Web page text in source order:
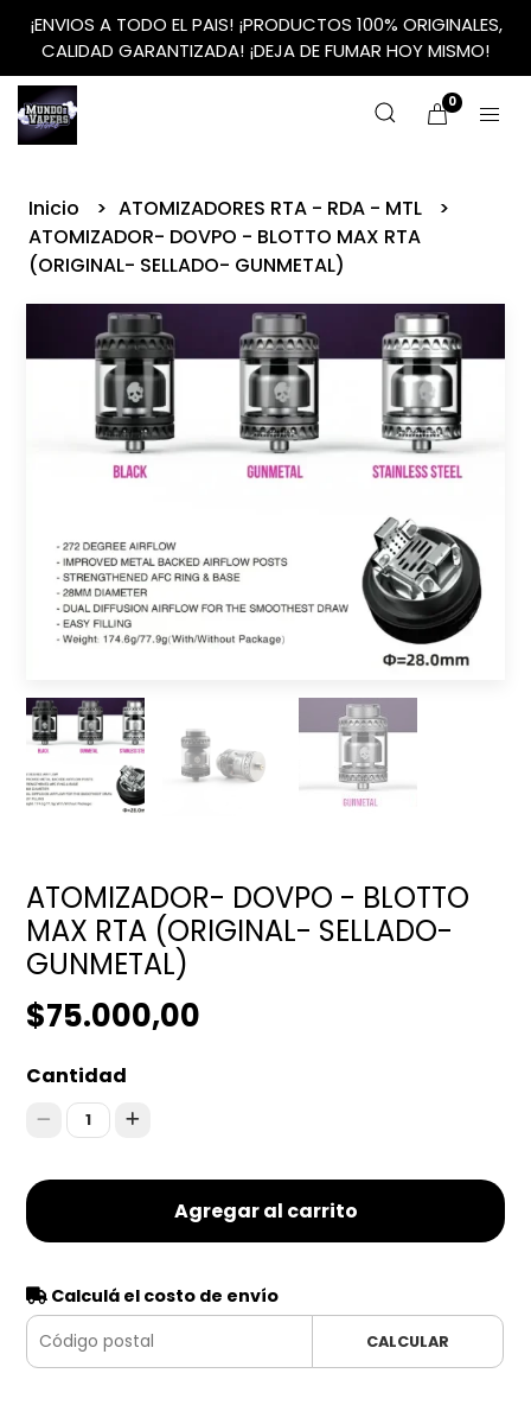
¡ENVIOS A TODO EL PAIS! ¡PRODUCTOS 100% ORIGINALES,
CALIDAD GARANTIZADA! ¡DEJA DE FUMAR HOY MISMO!
0
Inicio
ATOMIZADORES RTA - RDA - MTL
ATOMIZADOR- DOVPO - BLOTTO MAX RTA
(ORIGINAL- SELLADO- GUNMETAL)
ATOMIZADOR- DOVPO - BLOTTO
MAX RTA (ORIGINAL- SELLADO-
GUNMETAL)
$75.000,00
Cantidad
1
Agregar al carrito
Calculá el costo de envío
CALCULAR